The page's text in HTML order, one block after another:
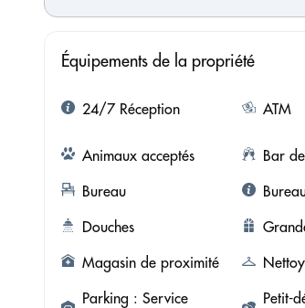
Équipements de la propriété
24/7 Réception ATM
Animaux acceptés
Bar
Bureau
Douches
Magasin de proximité
Parking : Service
Petit-